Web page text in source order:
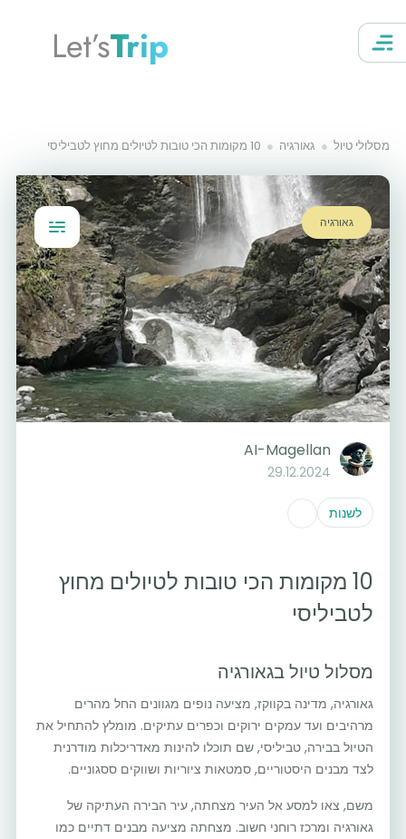
Let’sTrip
מסלולי טיול גאורגיה 10 מקומות הכי טובות לטיולים מחוץ לטביליסי
גאורגיה
AI-Magellan
29.12.2024
לשנות
10 מקומות הכי טובות לטיולים מחוץ
לטביליסי
מסלול טיול בגאורגיה
גאורגיה, מדינה בקווקז, מציעה נופים מגוונים החל מהרים
מרהיבים ועד עמקים ירוקים וכפרים עתיקים. מומלץ להתחיל את
הטיול בבירה, טביליסי, שם תוכלו להינות מאדריכלות מודרנית
לצד מבנים היסטוריים, סמטאות ציוריות ושווקים ססגוניים.
משם, צאו למסע אל העיר מצחתה, עיר הבירה העתיקה של
גאורגיה ומרכז רוחני חשוב. מצחתה מציעה מבנים דתיים כמו